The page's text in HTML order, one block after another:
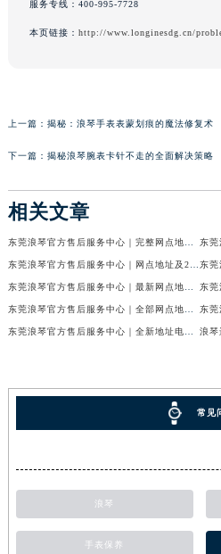
服务专线： 400-995-7728
本页链接： http://www.longinesdg.cn/
上一篇： 揭秘：浪琴手表表蒙划痕的魔法修复术
下一篇： 揭秘浪琴腕表卡针不走的全面解决策略
相关文章
浪琴
常见
浪琴
手表保养